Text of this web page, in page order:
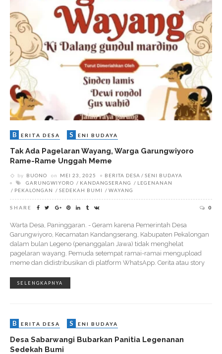
B ERITA DESA S ENI BUDAYA
Tak Ada Pagelaran Wayang, Warga Garungwiyoro
Rame-Rame Unggah Meme
by BUONO on MEI 23, 2025 BERITA DESA
SENI BUDAYA
GARUNGWIYORO
KANDANGSERANG
LEGENANAN
PEKALONGAN
SEDEKAH BUMI WAYANG
SHARE 0
Warta Desa, Paninggaran. - Geram karena Pemerintah Desa
Garungwiyoro, Kecamatan Kandangserang, Kabupaten Pekalongan
dalam bulan Legeno (penanggalan Jawa) tidak menghelat
pagelaran wayang. Pemuda setempat ramai-ramai mengupload
meme dan didistribusikan di platform WhatsApp. Cerita atau story
SELENGKAPNYA
B ERITA DESA S ENI BUDAYA
Desa Sabarwangi Bubarkan Panitia Legenanan
Sedekah Bumi